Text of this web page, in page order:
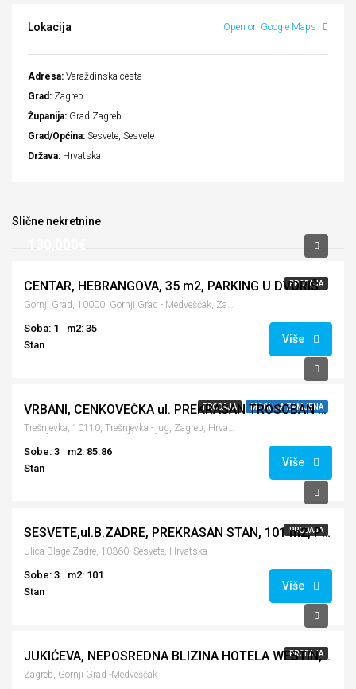
Lokacija Open on Google Maps
Adresa: Varaždinska cesta
Grad: Zagreb
Županija: Grad Zagreb
Grad/Općina: Sesvete, Sesvete
Država: Hrvatska
Slične nekretnine
PRODAJA
130,000€
CENTAR, HEBRANGOVA, 35 m2, PARKING U DVORIŠTU, SUTEREN
Gornji Grad, 10000, Gornji Grad - Medveščak, Zagreb, Hrvatska
Soba: 1
m2: 35
Stan
Više
PRODAJA MOGUĆA ZAMJENAVRBANI, CENKOVEČKA ul. PREKRASAN TROSOBAN STAN, 2.KAT
Trešnjevka, 10110, Trešnjevka - jug, Zagreb, Hrvatska
Sobe: 3
m2: 85.86
Stan
Više
PRODAJASESVETE,ul.B.ZADRE, PREKRASAN STAN, 101 m2, PRIZEMLJE
Ulica Blage Zadre, 10360, Sesvete, Hrvatska
Sobe: 3
m2: 101
Stan
Više
PRODAJAJUKIĆEVA, NEPOSREDNA BLIZINA HOTELA WESTIN, 95 m2, BEZ PROVIZIJE (prodaja)
Zagreb, Gornji Grad -Medveščak